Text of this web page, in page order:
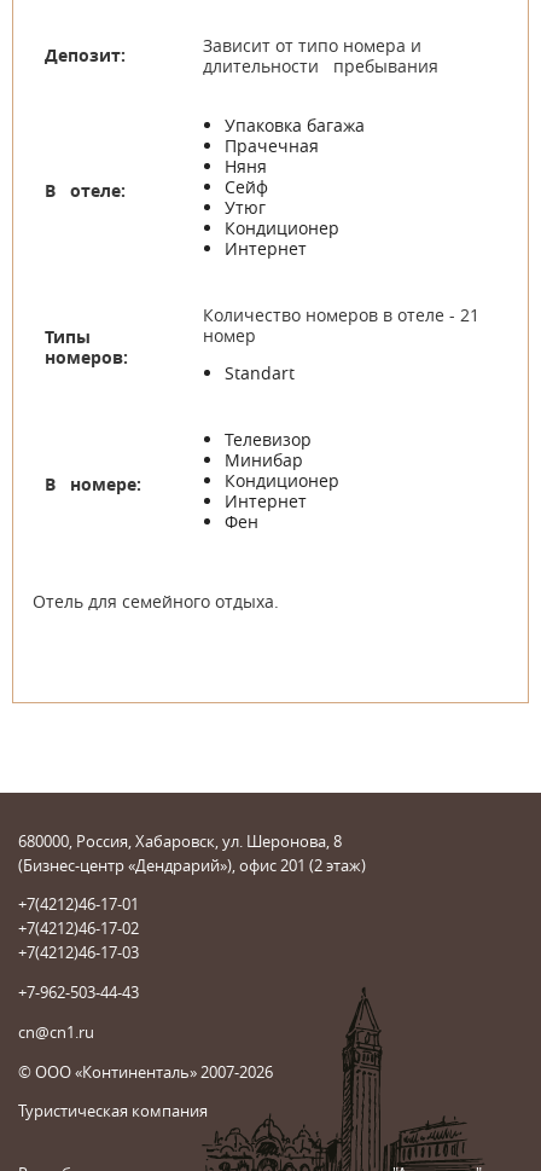
Депозит:
Зависит от типо номера и
длительности пребывания
В отеле:
Упаковка багажа
Прачечная
Няня
Сейф
Утюг
Кондиционер
Интернет
Типы
номеров:
Количество номеров в отеле - 21
номер
Standart
В номере:
Телевизор
Минибар
Кондиционер
Интернет
Фен
Отель для семейного отдыха.
680000, Россия, Хабаровск, ул. Шеронова, 8
(Бизнес-центр «Дендрарий»), офис 201 (2 этаж)
+7(4212)46-17-01
+7(4212)46-17-02
+7(4212)46-17-03
+7-962-503-44-43
cn@cn1.ru
© ООО «Континенталь» 2007-2026
Туристическая компания